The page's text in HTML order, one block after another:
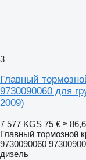
3
Главный
9730090060 для
2009)
7 577 KGS 75 € ≈
Главный тормозной
9730090060
дизель